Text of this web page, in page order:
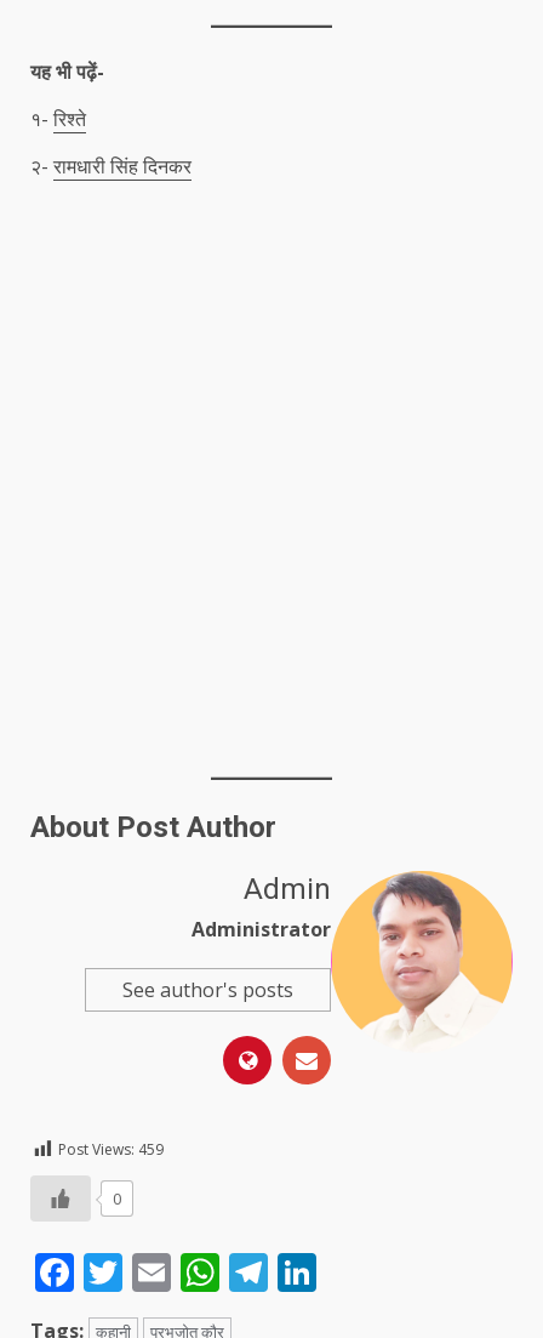
यह भी पढ़ें-
१- रिश्ते
२- रामधारी सिंह दिनकर
About Post Author
Admin
Administrator
See author's posts
Post Views: 459
0
Facebook
Twitter
EmailWhatsApp
Telegram
Tags: कहानी प्रभजोत कौर